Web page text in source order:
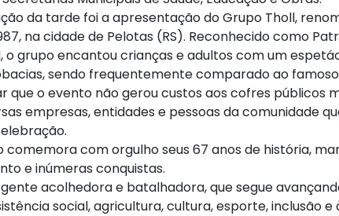
da tarde foi a apresentação do Grupo Tholl,
na cidade de Pelotas (RS). Reconhecido como
o grupo encantou crianças e adultos com um
sendo frequentemente comparado ao famoso
que o evento não gerou custos aos cofres públicos
empresas, entidades e pessoas da comunidade
comemora com orgulho seus 67 anos de história,
e inúmeras conquistas.
acolhedora e batalhadora, que segue
social, agricultura, cultura, esporte, inclusão e